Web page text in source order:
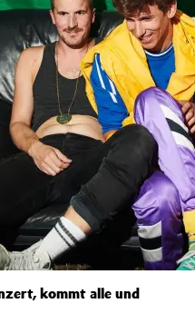
kommt alle und